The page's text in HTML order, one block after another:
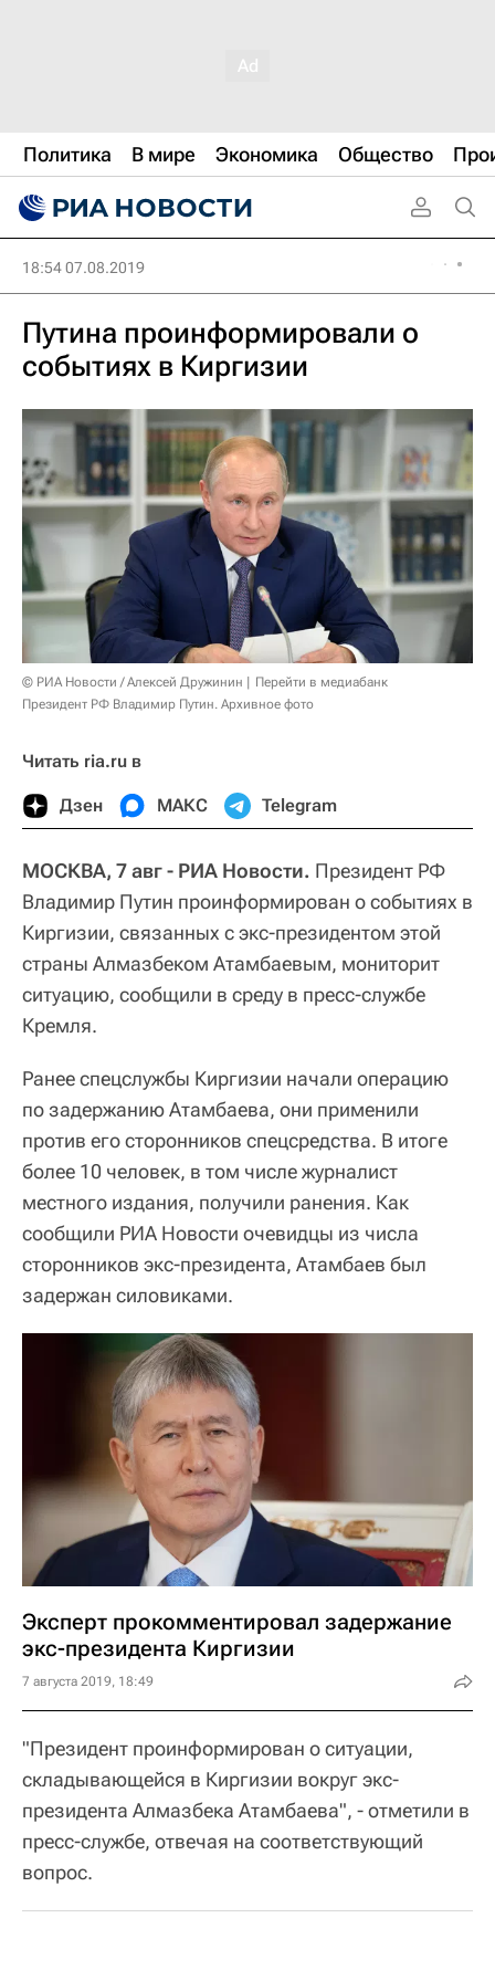
Политика В мире Экономика Общество
18:54 07.08.2019
Путина проинформировали о
событиях в Киргизии
© РИА Новости / Алексей Дружинин
Перейти в медиабанк
Президент РФ Владимир Путин. Архивное фото
Читать ria.ru в
Дзен МАКС Telegram
МОСКВА, 7 авг - РИА Новости. Президент РФ
Владимир Путин проинформирован о событиях в
Киргизии, связанных с экс-президентом этой
страны Алмазбеком Атамбаевым, мониторит
ситуацию, сообщили в среду в пресс-службе
Кремля.
Ранее спецслужбы Киргизии начали операцию
по задержанию Атамбаева, они применили
против его сторонников спецсредства. В итоге
более 10 человек, в том числе журналист
местного издания, получили ранения. Как
сообщили РИА Новости очевидцы из числа
сторонников экс-президента, Атамбаев был
задержан силовиками.
Эксперт прокомментировал задержание
экс-президента Киргизии
7 августа 2019, 18:49
"Президент проинформирован о ситуации,
складывающейся в Киргизии вокруг экс-
президента Алмазбека Атамбаева", - отметили в
пресс-службе, отвечая на соответствующий
вопрос.